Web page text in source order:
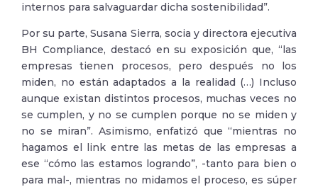
internos para salvaguardar dicha sostenibilidad”.
Por su parte, Susana Sierra, socia y directora ejecutiva
BH Compliance, destacó en su exposición que, “las
empresas tienen procesos, pero después no los
miden, no están adaptados a la realidad (…) Incluso
aunque existan distintos procesos, muchas veces no
se cumplen, y no se cumplen porque no se miden y
no se miran”. Asimismo, enfatizó que “mientras no
hagamos el link entre las metas de las empresas a
ese “cómo las estamos logrando”, -tanto para bien o
para mal-, mientras no midamos el proceso, es súper